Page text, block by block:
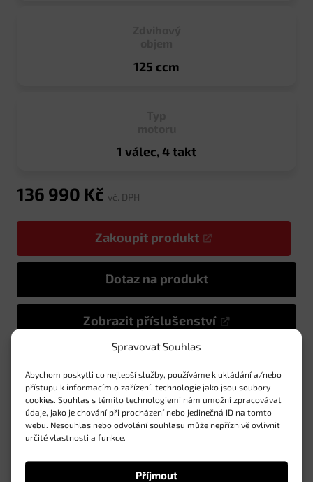
Spravovat Souhlas
Abychom poskytli co nejlepší služby, používáme k ukládání a/nebo
přístupu k informacím o zařízení, technologie jako jsou soubory
cookies. Souhlas s těmito technologiemi nám umožní zpracovávat
údaje, jako je chování při procházení nebo jedinečná ID na tomto
webu. Nesouhlas nebo odvolání souhlasu může nepříznivě ovlivnit
určité vlastnosti a funkce.
Příjmout
125 ccm
1 válec, 4 takt
136 990 Kč vč. DPH
Zakoupit produkt
Dotaz na produkt
Zobrazit příslušenství
Vlastnosti